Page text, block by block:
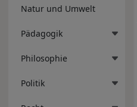
Natur und Umwelt
Pädagogik
Philosophie
Politik